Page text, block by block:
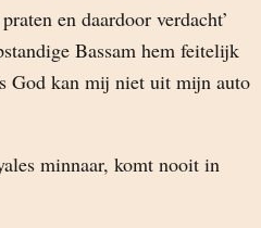
en daardoor verdacht’
Bassam hem feitelijk
God kan mij niet uit mijn auto
minnaar, komt nooit in